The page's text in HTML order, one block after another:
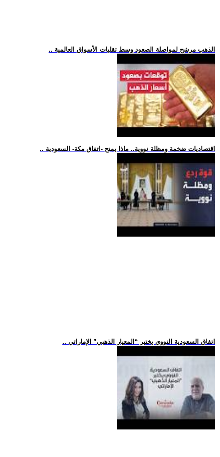
.. الذهب مرشح لمواصلة الصعود وسط تقلبات الأسواق العالمية
.. اقتصاديات ضخمة ومظلة نووية.. ماذا يمنح -اتفاق مكة- السعودية
.. اتفاق السعودية النووي يختبر “المعيار الذهبي” الإماراتي